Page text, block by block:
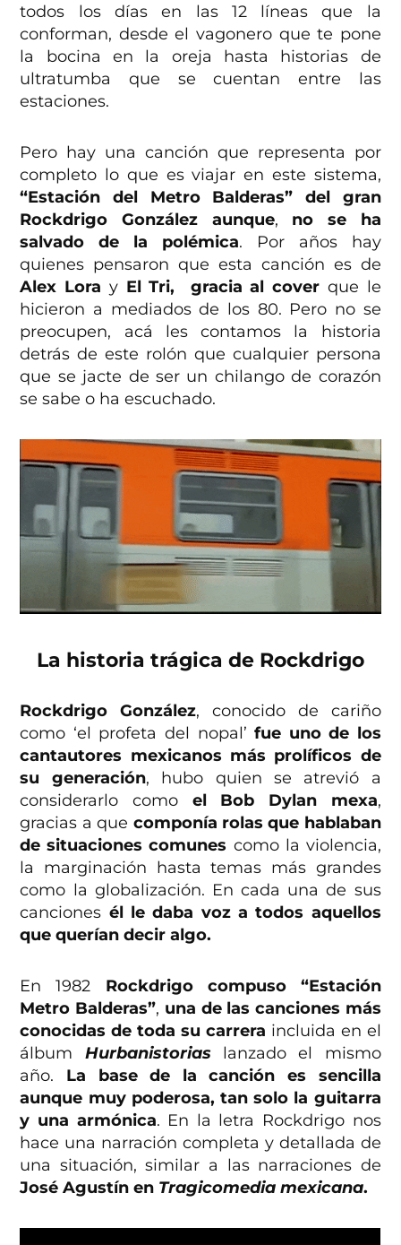
todos los días en las 12 líneas que la
conforman, desde el vagonero que te pone
la bocina en la oreja hasta historias de
ultratumba que se cuentan entre las
estaciones.
Pero hay una canción que representa por
completo lo que es viajar en este sistema,
“Estación del Metro Balderas” del gran
Rockdrigo González aunque, no se ha
salvado de la polémica. Por años hay
quienes pensaron que esta canción es de
Alex Lora y El Tri, gracia al cover que le
hicieron a mediados de los 80. Pero no se
preocupen, acá les contamos la historia
detrás de este rolón que cualquier persona
que se jacte de ser un chilango de corazón
se sabe o ha escuchado.
La historia trágica de Rockdrigo
Rockdrigo González, conocido de cariño
como ‘el profeta del nopal’ fue uno de los
cantautores mexicanos más prolíficos de
su generación, hubo quien se atrevió a
considerarlo como el Bob Dylan mexa,
gracias a que componía rolas que hablaban
de situaciones comunes como la violencia,
la marginación hasta temas más grandes
como la globalización. En cada una de sus
canciones él le daba voz a todos aquellos
que querían decir algo.
En 1982 Rockdrigo compuso “Estación
Metro Balderas”, una de las canciones más
conocidas de toda su carrera incluida en el
álbum Hurbanistorias
lanzado el mismo
año. La base de la canción es sencilla
aunque muy poderosa, tan solo la guitarra
y una armónica. En la letra Rockdrigo nos
hace una narración completa y detallada de
una situación, similar a las narraciones de
José Agustín en Tragicomedia mexicana.